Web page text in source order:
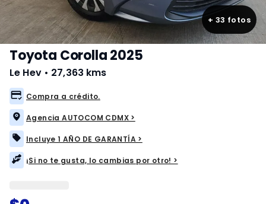
+ 33 fotos
Toyota Corolla 2025
Le Hev • 27,363 kms
Compra a crédito.
Agencia AUTOCOM CDMX >
Incluye 1 AÑO DE GARANTÍA >
¡Si no te gusta, lo cambias por otro! >